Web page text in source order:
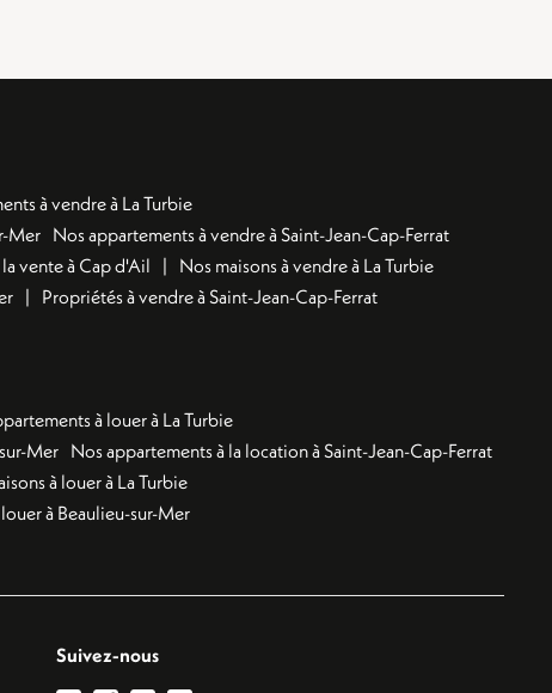
à vendre à La Turbie
Mer Nos appartements à vendre à Saint-Jean-Cap-Ferrat
vente à Cap d'Ail
Nos maisons à vendre à La Turbie
Propriétés à vendre à Saint-Jean-Cap-Ferrat
à louer à La Turbie
Mer Nos appartements à la location à Saint-Jean-Cap-Ferrat
à louer à La Turbie
à Beaulieu-sur-Mer
Suivez-nous